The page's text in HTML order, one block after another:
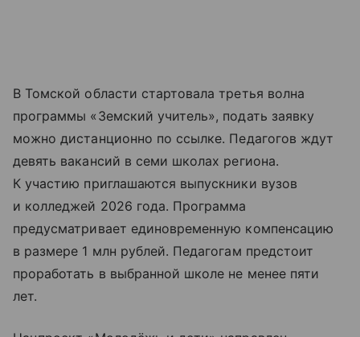
В Томской области стартовала третья волна
программы «Земский учитель», подать заявку
можно дистанционно по ссылке. Педагогов ждут
девять вакансий в семи школах региона.
К участию приглашаются выпускники вузов
и колледжей 2026 года. Программа
предусматривает единовременную компенсацию
в размере 1 млн рублей. Педагогам предстоит
проработать в выбранной школе не менее пяти
лет.